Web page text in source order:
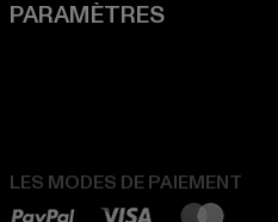
LES MODES DE PAIEMENT